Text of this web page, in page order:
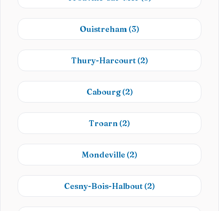
Ouistreham (3)
Thury-Harcourt (2)
Cabourg (2)
Troarn (2)
Mondeville (2)
Cesny-Bois-Halbout (2)